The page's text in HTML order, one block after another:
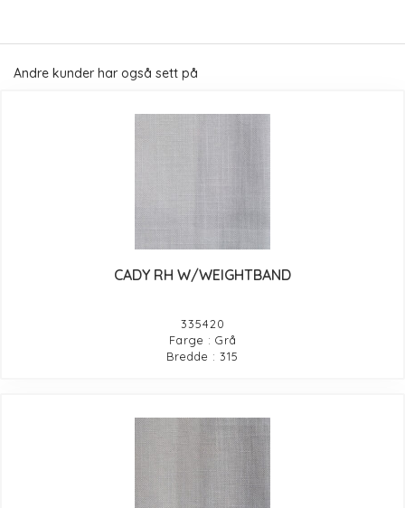
Andre kunder har også sett på
CADY RH W/WEIGHTBAND
335420
Farge : Grå
Bredde : 315